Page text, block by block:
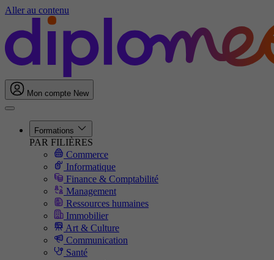
Aller au contenu
Mon compte New
Formations
PAR FILIÈRES
Commerce
Informatique
Finance & Comptabilité
Management
Ressources humaines
Immobilier
Art & Culture
Communication
Santé